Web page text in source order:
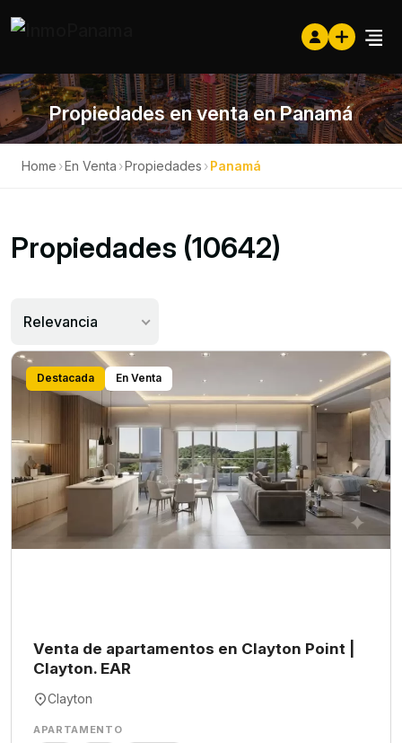
Propiedades en venta en Panamá
Home ›En Venta ›Propiedades ›Panamá
Propiedades (10642)
Relevancia
Destacada En Venta
Venta de apartamentos en Clayton Point |
Clayton. EAR
Clayton
APARTAMENTO